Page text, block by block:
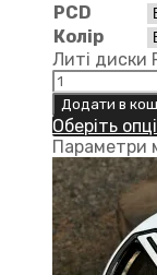
PCD
Колір
Литі диски
Додати в
Оберіть
Параметри